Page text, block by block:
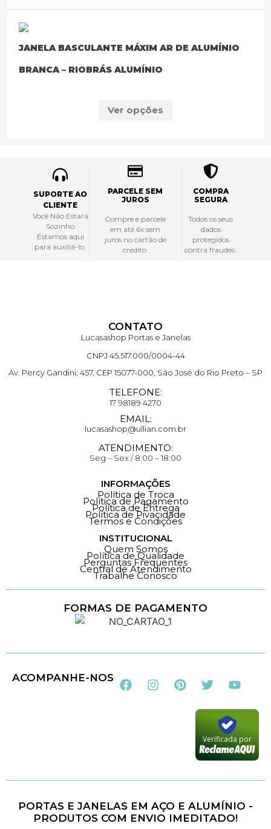
JANELA BASCULANTE MÁXIM AR DE ALUMÍNIO
BRANCA – RIOBRÁS ALUMÍNIO
Ver opções
SUPORTE AO
CLIENTE
Você Não Estará
Sozinho
Estamos aqui
para auxiliá-lo.
PARCELE SEM
JUROS
Compre e parcele
em até 6x sem
juros no cartão de
crédito.
COMPRA
SEGURA
Todos os seus
dados
protegidos
contra fraudes.
CONTATO
Lucasashop Portas e Janelas
CNPJ 45.517.000/0004-44
Av. Percy Gandini, 457, CEP 15077-000, São José do Rio Preto – SP
TELEFONE:
17 98189 4270
EMAIL:
lucasashop@ullian.com.br
ATENDIMENTO:
Seg – Sex / 8:00 – 18:00
INFORMAÇÕES
Política de Troca
Política de Pagamento
Política de Entrega
Política de Pivacidade
Termos e Condições
INSTITUCIONAL
Quem Somos
Política de Qualidade
Perguntas Frequentes
Central de Atendimento
Trabalhe Conosco
FORMAS DE PAGAMENTO
ACOMPANHE-NOS
Verificada por
PORTAS E JANELAS EM AÇO E ALUMÍNIO -
PRODUTOS COM ENVIO IMEDITADO!